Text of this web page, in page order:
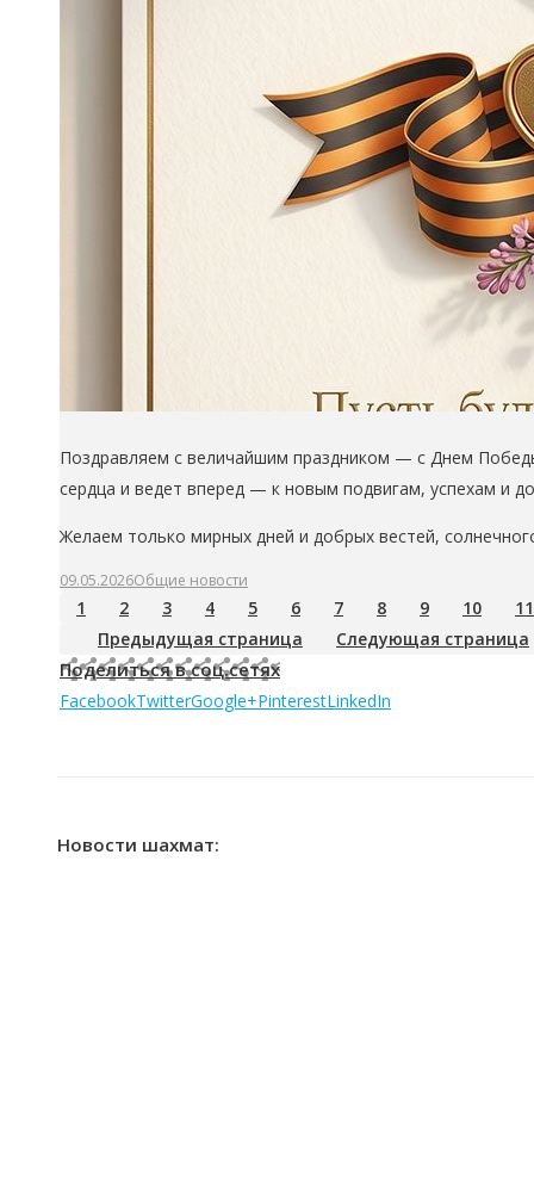
Поздравляем с величайшим праздником — с Днем
сердца и ведет вперед — к новым подвигам, успехам и
Желаем только мирных дней и добрых вестей,
09.05.2026Общие новости
1 2 3 4 5 6 7 8 9 10
11
Предыдущая страница
Следующая страница
Поделиться в соц.сетях
FacebookTwitterGoogle+PinterestLinkedIn
Новости шахмат: